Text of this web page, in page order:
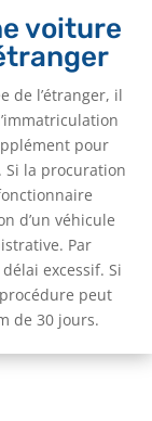
voiture
de l’étranger, il
pour
la procuration
d’un véhicule
Par
excessif. Si
peut
de 30 jours.